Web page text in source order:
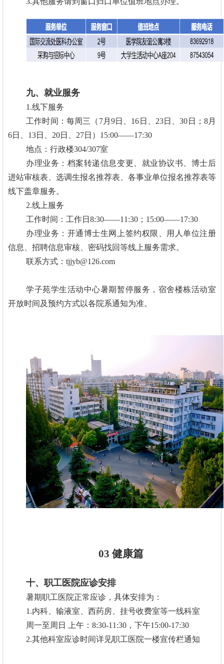
九、就业服务
1.线下服务
工作时间：每周三（7月9日、16日、23日、30日；8月
6日、13日、20日、27日）15:00——17:30
地点：行政楼304/307室
办理业务：档案转递信息变更、就业协议书、博士后
进站审核表、选调生报名推荐表、各事业单位报名推荐表等
线下盖章服务。
2.线上服务
工作时间：工作日8:30——11:30；15:00——17:30
办理业务：开通博士生网上签约权限、用人单位注册
信息、招聘信息审核、密码找回等线上服务需求。
联系方式：tjjyb@126.com
学子苑学生活动中心暑期暂停服务，宿舍楼栋活动室
开放时间及预约方式以各院系通知为准。
03 健康篇
十、职工医院应诊安排
暑期职工医院正常应诊，具体安排为：
1.内科、输液室、西药房、挂号收费室等一线科室
周一至周日 上午：8:30-11:30，下午15:00-17:30
2.其他科室应诊时间详见职工医院一楼宣传栏通知